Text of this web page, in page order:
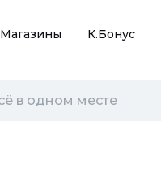
Магазины К.Бонус